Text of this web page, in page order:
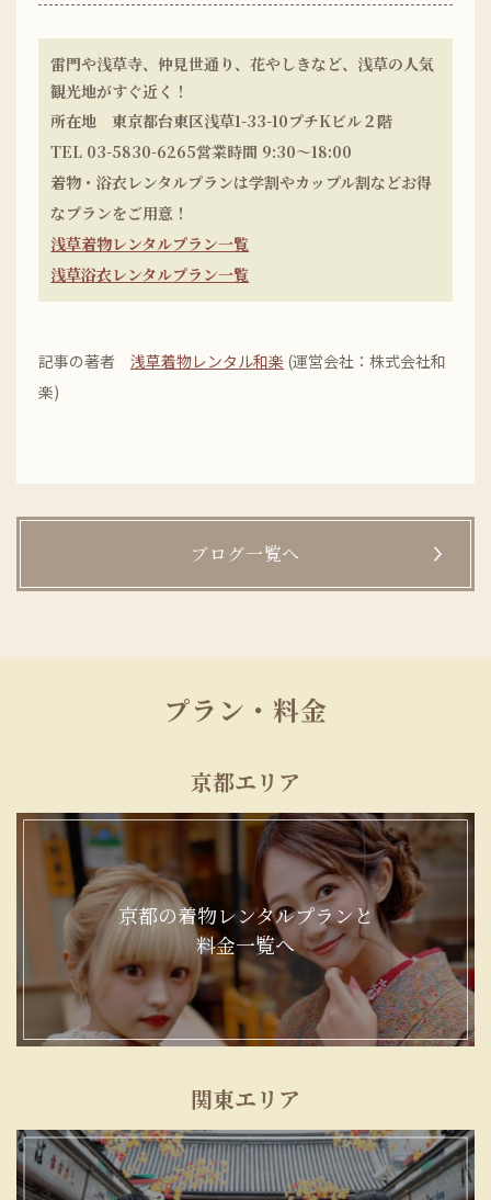
雷門や浅草寺、仲見世通り、花やしきなど、浅草の人気
観光地がすぐ近く！
所在地 東京都台東区浅草1-33-10プチKビル２階
TEL 03-5830-6265営業時間 9:30〜18:00
着物・浴衣レンタルプランは学割やカップル割などお得
なプランをご用意！
浅草着物レンタルプラン一覧
浅草浴衣レンタルプラン一覧
記事の著者 浅草着物レンタル和楽 (運営会社：株式会社和
楽)
ブログ一覧へ
プラン・料金
京都エリア
京都の着物レンタルプランと
料金一覧へ
関東エリア